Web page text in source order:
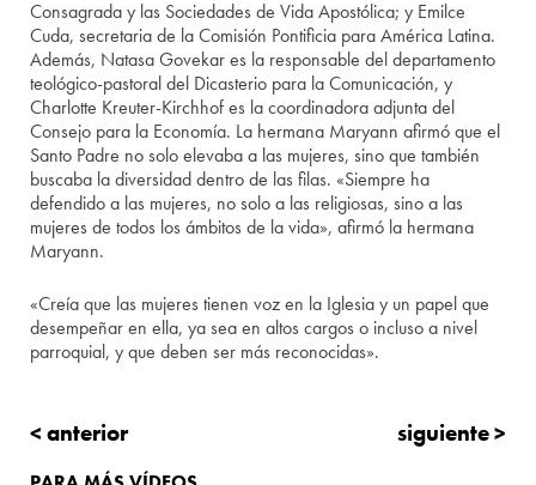
Consagrada y las Sociedades de Vida Apostólica; y Emilce
Cuda, secretaria de la Comisión Pontificia para América Latina.
Además, Natasa Govekar es la responsable del departamento
teológico-pastoral del Dicasterio para la Comunicación, y
Charlotte Kreuter-Kirchhof es la coordinadora adjunta del
Consejo para la Economía. La hermana Maryann afirmó que el
Santo Padre no solo elevaba a las mujeres, sino que también
buscaba la diversidad dentro de las filas. «Siempre ha
defendido a las mujeres, no solo a las religiosas, sino a las
mujeres de todos los ámbitos de la vida», afirmó la hermana
Maryann.
«Creía que las mujeres tienen voz en la Iglesia y un papel que
desempeñar en ella, ya sea en altos cargos o incluso a nivel
parroquial, y que deben ser más reconocidas».
< anterior siguiente >